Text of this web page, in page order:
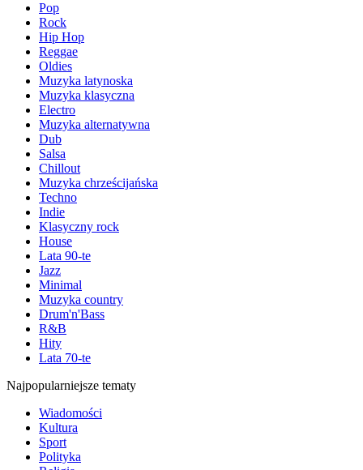
Pop
Rock
Hip Hop
Reggae
Oldies
Muzyka latynoska
Muzyka klasyczna
Electro
Muzyka alternatywna
Dub
Salsa
Chillout
Muzyka chrześcijańska
Techno
Indie
Klasyczny rock
House
Lata 90-te
Jazz
Minimal
Muzyka country
Drum'n'Bass
R&B
Hity
Lata 70-te
Najpopularniejsze tematy
Wiadomości
Kultura
Sport
Polityka